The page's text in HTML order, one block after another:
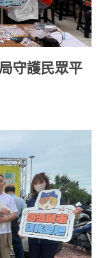
守護民眾平